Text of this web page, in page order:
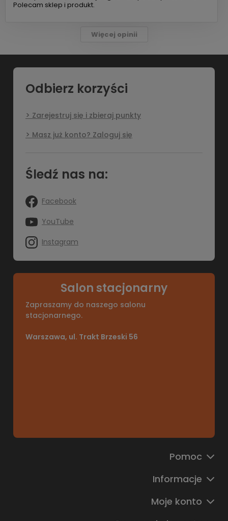
Polecam sklep i produkt.
Więcej opinii
Odbierz korzyści
Zarejestruj się i zbieraj punkty
Masz już konto? Zaloguj się
Śledź nas na:
Facebook
YouTube
Instagram
Salon stacjonarny
Zapraszamy do naszego salonu
stacjonarnego.
Warszawa, ul. Trakt Brzeski 56
Pomoc
Informacje
Moje konto